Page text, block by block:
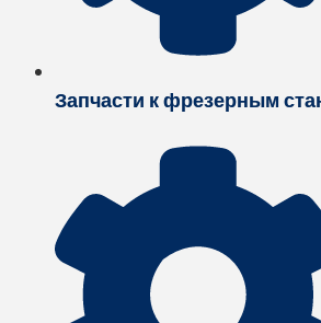
Запчасти к фрезерным